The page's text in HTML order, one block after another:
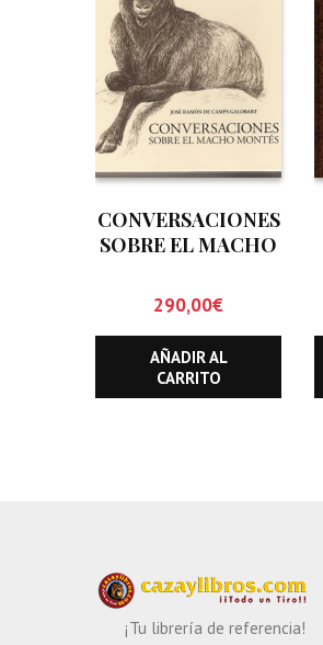
CONVERSACIONES
SOBRE EL MACHO
290,00€
AÑADIR AL
CARRITO
¡Tu librería de referencia!